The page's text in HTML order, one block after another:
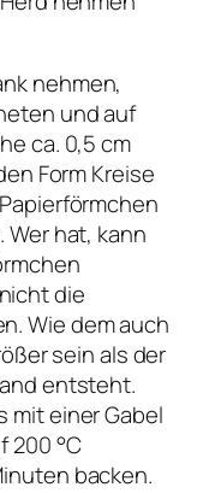
nehmen,
und auf
ca. 0,5 cm
Form Kreise
hat, kann
die
Wie dem auch
sein als der
entsteht.
mit einer Gabel
200 °C
backen.